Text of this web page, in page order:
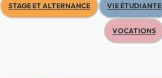
STAGE ET ALTERNANCE VIE ÉTUDIANTE
VOCATIONS